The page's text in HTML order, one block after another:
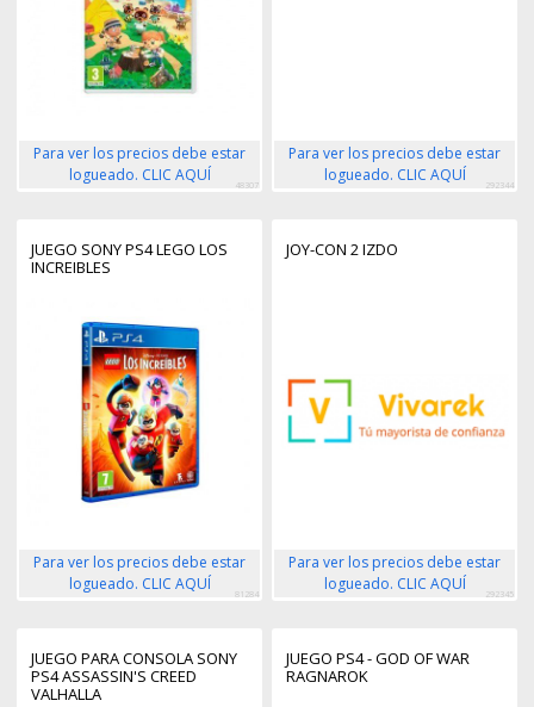
Para ver los precios debe estar
logueado. CLIC AQUÍ
48307
Para ver los precios debe estar
logueado. CLIC AQUÍ
292344
JUEGO SONY PS4 LEGO LOS
INCREIBLES
Para ver los precios debe estar
logueado. CLIC AQUÍ
81284
JOY-CON 2 IZDO
Para ver los precios debe estar
logueado. CLIC AQUÍ
292345
JUEGO PARA CONSOLA SONY
PS4 ASSASSIN'S CREED
VALHALLA
JUEGO PS4 - GOD OF WAR
RAGNAROK